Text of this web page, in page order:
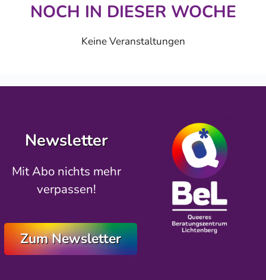
NOCH IN DIESER WOCHE
Keine Veranstaltungen
Newsletter
Mit Abo nichts mehr
verpassen!
Zum Newsletter